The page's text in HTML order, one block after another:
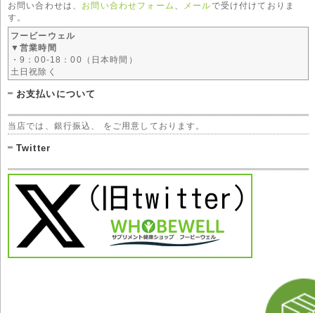
お問い合わせは、 お問い合わせフォーム メールで受け付けておりま
す。
フービーウェル
▼営業時間
・9：00-18：00（日本時間）
土日祝除く
お支払いについて
当店では、銀行振込、 をご用意しております。
Twitter